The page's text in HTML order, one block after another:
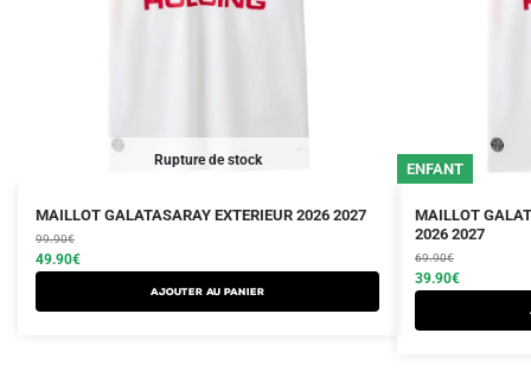
Rupture de stock
MAILLOT GALATASARAY EXTERIEUR 2026 2027
99.90€
Le
prix
initial
était :
49.90€
Le
prix
actuel
est :
AJOUTER AU PANIER
Ce
produit
a
26/27
ENFANT
MAILLOT
2026 2027
69.90€
Le
prix
initial
était :
39.90€
Le
prix
actuel
est :
Ce
produit
a
plusieurs
variations.